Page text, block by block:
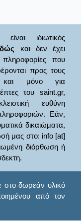
ιδιωτικός
και δεν έχει
που
προς τους
και μόνο για
του saint.gr,
ευθύνη
Εάν,
δικαιώματα,
μας στο: info [at]
διόρθωση ή
στο δωρεάν υλικό
από τον